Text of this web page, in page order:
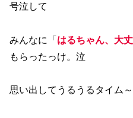
号泣して
みんなに「 はるちゃん、大
もらったっけ。泣
思い出してうるうるタイム～